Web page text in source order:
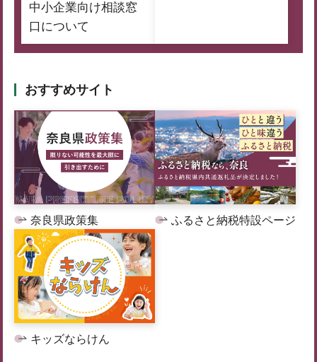
中小企業向け相談窓
口について
おすすめサイト
奈良県政策集 ふるさと納税特設ページ
キッズならけん